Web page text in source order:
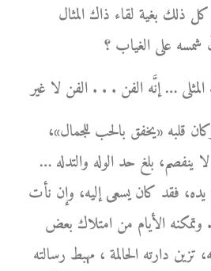
ذلك بغية لقاء ذاك المثال
قلبه «يخفق بالحب للجمال»،
ينفصم، بلغ حد الوله والتدله …
فقد كان يسعى إليه، وإن نأت
وتمكنه الأيام من امتلاك بعض
دارته الحالمة ، مهبط رسالته